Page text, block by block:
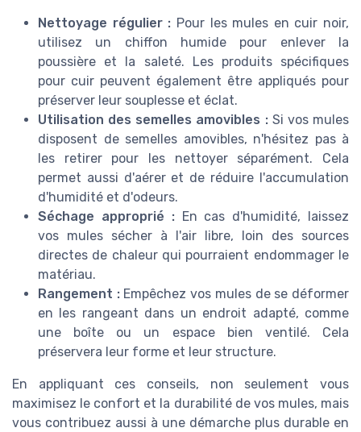
Nettoyage régulier : Pour les mules en cuir noir,
utilisez un chiffon humide pour enlever la
poussière et la saleté. Les produits spécifiques
pour cuir peuvent également être appliqués pour
préserver leur souplesse et éclat.
Utilisation des semelles amovibles :Si vos mules
disposent de semelles amovibles, n'hésitez pas à
les retirer pour les nettoyer séparément. Cela
permet aussi d'aérer et de réduire l'accumulation
d'humidité et d'odeurs.
Séchage approprié :En cas d'humidité, laissez
vos mules sécher à l'air libre, loin des sources
directes de chaleur qui pourraient endommager le
matériau.
Rangement :Empêchez vos mules de se déformer
en les rangeant dans un endroit adapté, comme
une boîte ou un espace bien ventilé. Cela
préservera leur forme et leur structure.
En appliquant ces conseils, non seulement vous
maximisez le confort et la durabilité de vos mules, mais
vous contribuez aussi à une démarche plus durable en